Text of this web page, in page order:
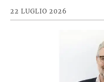
22 LUGLIO 2026